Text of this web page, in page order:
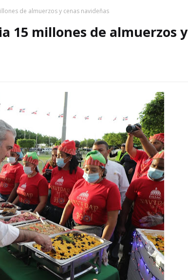
de almuerzos y cenas navideñas
15 millones de almuerzos y